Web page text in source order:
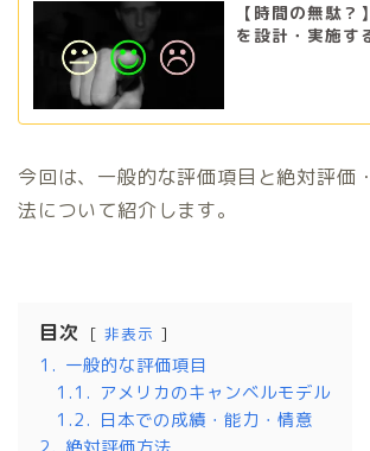
【時間の無駄
を設計・実施す
今回は、一般的な評価項目と絶対評価
法について紹介します。
目次 非表示
1. 一般的な評価項目
1.1. アメリカのキャンベルモデル
1.2. 日本での成績・能力・情意